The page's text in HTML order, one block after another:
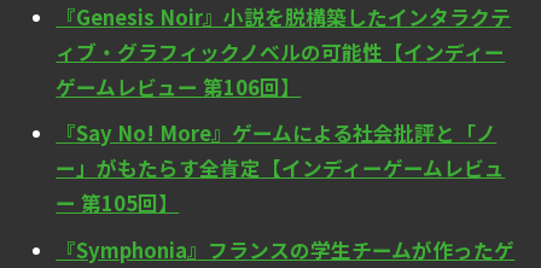
『Genesis Noir』小説を脱構築したインタラクテ
ィブ・グラフィックノベルの可能性【インディー
ゲームレビュー 第106回】
『Say No! More』ゲームによる社会批評と「ノ
ー」がもたらす全肯定【インディーゲームレビュ
ー 第105回】
『Symphonia』フランスの学生チームが作ったゲ